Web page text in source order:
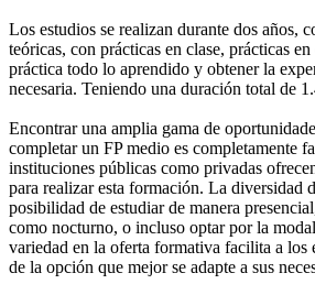
Los estudios se realizan durante dos años,
teóricas, con prácticas en clase, prácticas
práctica todo lo aprendido y obtener la
necesaria. Teniendo una duración total de
Encontrar una amplia gama de
completar un FP medio es completamente
instituciones públicas como privadas
para realizar esta formación. La diversidad
posibilidad de estudiar de manera
como nocturno, o incluso optar por la
variedad en la oferta formativa facilita a los
de la opción que mejor se adapte a sus